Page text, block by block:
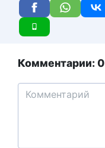
Комментарии: 0